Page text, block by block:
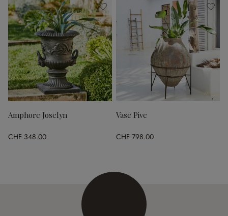
Amphore Joselyn
CHF 348.00
Vase Pive
CHF 798.00